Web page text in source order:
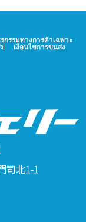
รรมทางการค้าเฉพาะ
เงื่อนไขการขนส่ง
司北1-1